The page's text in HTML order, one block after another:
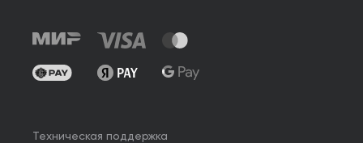
Техническая поддержка